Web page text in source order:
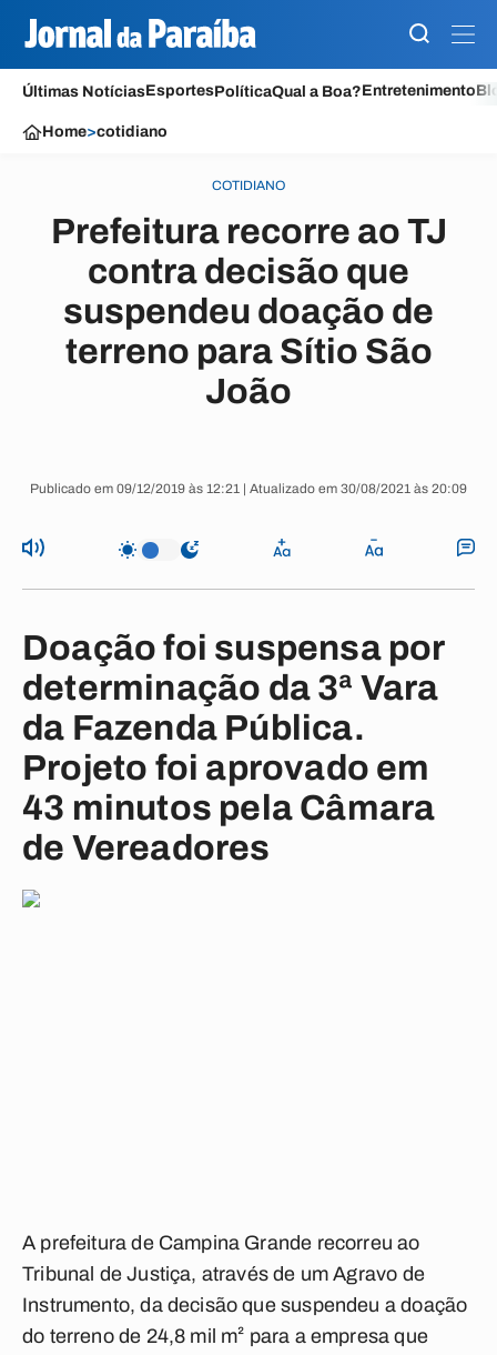
Últimas NotíciasEsportesPolíticaQual a Boa?Entretenimento
Home>cotidiano
COTIDIANO
Prefeitura recorre ao TJ
contra decisão que
suspendeu doação de
terreno para Sítio São
João
Publicado em 09/12/2019 às 12:21 | Atualizado em 30/08/2021 às 20:09
Doação foi suspensa por
determinação da 3ª Vara
da Fazenda Pública.
Projeto foi aprovado em
43 minutos pela Câmara
de Vereadores
A prefeitura de Campina Grande recorreu ao
Tribunal de Justiça, através de um Agravo de
Instrumento, da decisão que suspendeu a doação
do terreno de 24,8 mil m² para a empresa que